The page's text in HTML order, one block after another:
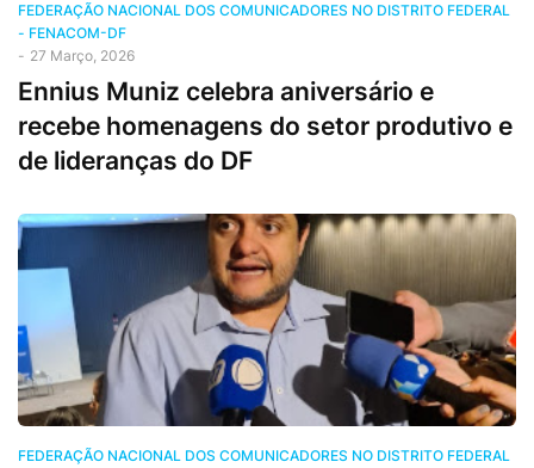
FEDERAÇÃO NACIONAL DOS COMUNICADORES NO DISTRITO FEDERAL
- FENACOM-DF
- 27 Março, 2026
Ennius Muniz celebra aniversário e
recebe homenagens do setor produtivo e
de lideranças do DF
FEDERAÇÃO NACIONAL DOS COMUNICADORES NO DISTRITO FEDERAL